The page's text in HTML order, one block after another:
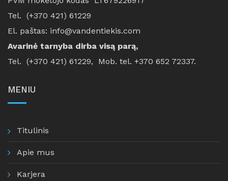
Tel. (+370 421) 61229
El. paštas: info@vandentiekis.com
Avarinė tarnyba dirba visą parą,
Tel. (+370 421) 61229, Mob. tel. +370 652 72337.
MENIU
Titulinis
Apie mus
Karjera